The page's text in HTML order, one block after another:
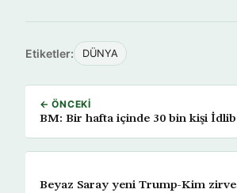
Etiketler: DÜNYA
← ÖNCEKI
BM: Bir hafta içinde 30 bin kişi
Beyaz Saray yeni Trump-Kim